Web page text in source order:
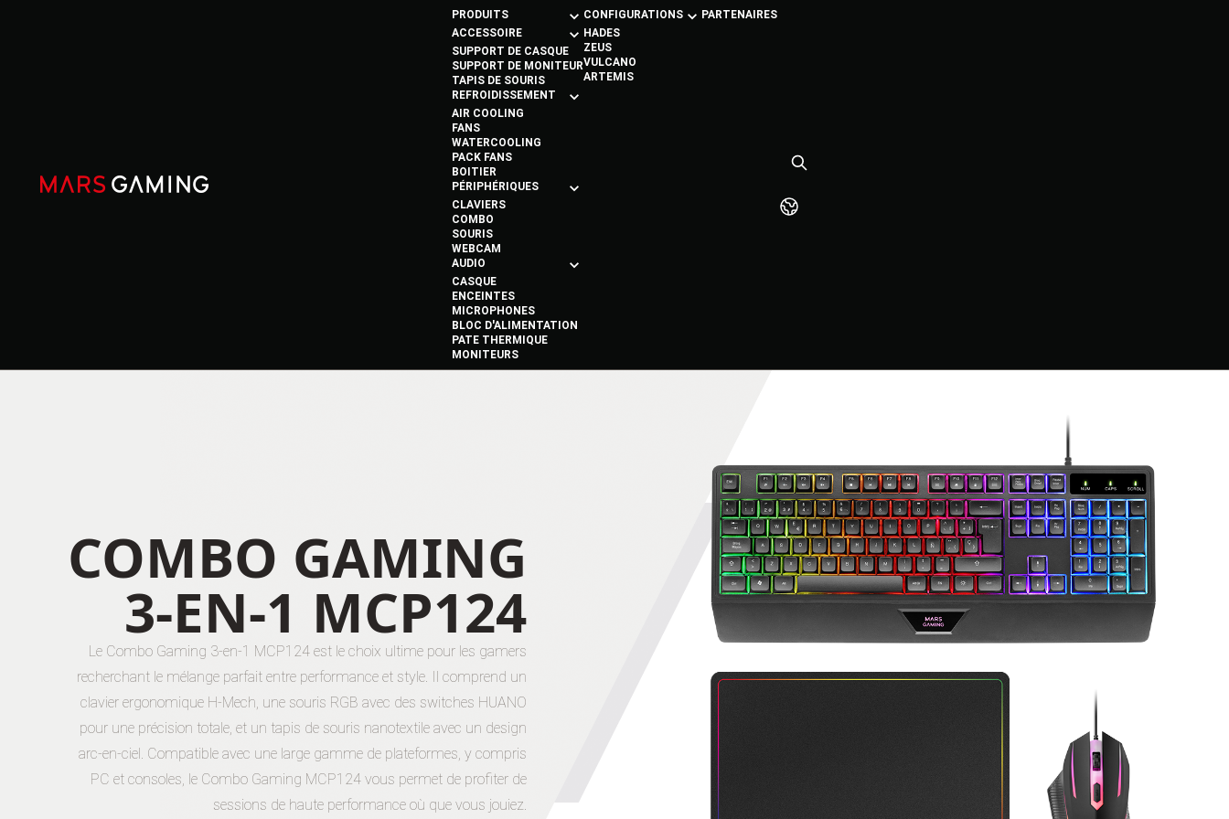
PRODUITS
ACCESSOIRE
SUPPORT DE CASQUE
SUPPORT DE MONITEUR
TAPIS DE SOURIS
REFROIDISSEMENT
AIR COOLING
FANS
WATERCOOLING
PACK FANS
BOITIER
PÉRIPHÉRIQUES
CLAVIERS
COMBO
SOURIS
WEBCAM
AUDIO
CASQUE
ENCEINTES
MICROPHONES
BLOC D'ALIMENTATION
PATE THERMIQUE
MONITEURS
CONFIGURATIONS
HADES
ZEUS
VULCANO
ARTEMIS
PARTENAIRES
COMBO GAMING
3-EN-1 MCP124
Le Combo Gaming 3-en-1 MCP124 est le choix ultime pour les gamers
recherchant le mélange parfait entre performance et style. Il comprend un
clavier ergonomique H-Mech, une souris RGB avec des switches HUANO
pour une précision totale, et un tapis de souris nanotextile avec un design
arc-en-ciel. Compatible avec une large gamme de plateformes, y compris
PC et consoles, le Combo Gaming MCP124 vous permet de profiter de
sessions de haute performance où que vous jouiez.